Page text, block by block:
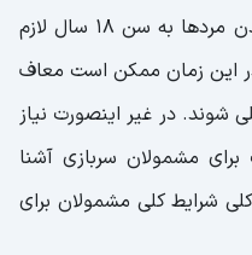
متفاوت است. به طور کلی با رسیدن مردها به سن 18 سال لازم
این زمان ممکن است معاف
در غیر اینصورت نیاز
مشمولان سربازی آشنا
شرایط کلی مشمولان برای